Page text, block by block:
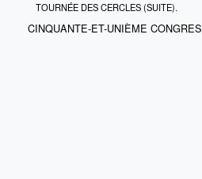
TOURNÉE DES CERCLES (SUITE).
CINQUANTE-ET-UNIÈME CONGRES